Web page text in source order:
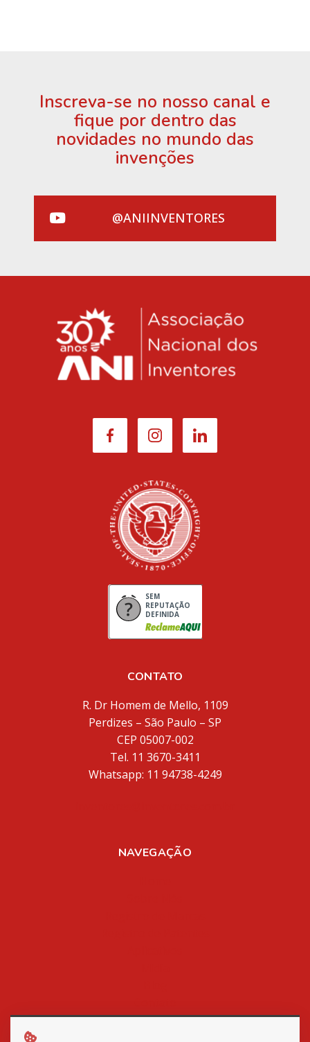
Inscreva-se no nosso canal e
fique por dentro das
novidades no mundo das
invenções
@ANIINVENTORES
SEM
REPUTAÇÃO
DEFINIDA
CONTATO
R. Dr Homem de Mello, 1109
Perdizes – São Paulo – SP
CEP 05007-002
Tel. 11 3670-3411
Whatsapp: 11 94738-4249
NAVEGAÇÃO
Política de Privacidade